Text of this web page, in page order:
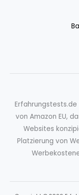
von Amazon EU,
Websites
Platzierung von